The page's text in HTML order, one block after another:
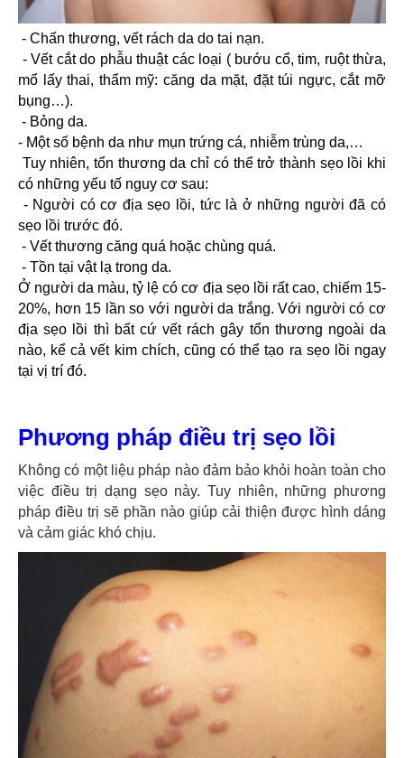
- Chấn thương, vết rách da do tai nạn.
- Vết cắt do phẫu thuật các loại ( bướu cổ, tim, ruột thừa,
mổ lấy thai, thẩm mỹ: căng da mặt, đặt túi ngực, cắt mỡ
bụng…).
- Bỏng da.
- Một số bệnh da như mụn trứng cá, nhiễm trùng da,…
Tuy nhiên, tổn thương da chỉ có thể trở thành sẹo lồi khi
có những yếu tố nguy cơ sau:
- Người có cơ địa sẹo lồi, tức là ở những người đã có
sẹo lồi trước đó.
- Vết thương căng quá hoặc chùng quá.
- Tồn tại vật lạ trong da.
Ở người da màu, tỷ lệ có cơ địa sẹo lồi rất cao, chiếm 15-
20%, hơn 15 lần so với người da trắng. Với người có cơ
địa sẹo lồi thì bất cứ vết rách gây tổn thương ngoài da
nào, kể cả vết kim chích, cũng có thể tạo ra sẹo lồi ngay
tại vị trí đó.
Phương pháp điều trị sẹo lồi
Không có một liệu pháp nào đảm bảo khỏi hoàn toàn cho
việc điều trị dạng sẹo này. Tuy nhiên, những phương
pháp điều trị sẽ phần nào giúp cải thiện được hình dáng
và cảm giác khó chịu.